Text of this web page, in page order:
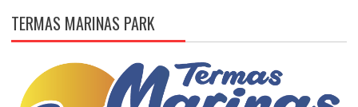
TERMAS MARINAS PARK